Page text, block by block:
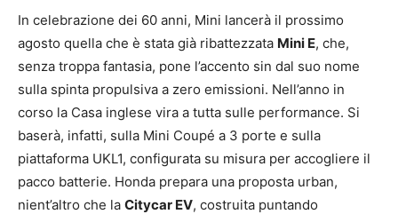
In celebrazione dei 60 anni, Mini lancerà il prossimo
agosto quella che è stata già ribattezzata Mini E, che,
senza troppa fantasia, pone l’accento sin dal suo nome
sulla spinta propulsiva a zero emissioni. Nell’anno in
corso la Casa inglese vira a tutta sulle performance. Si
baserà, infatti, sulla Mini Coupé a 3 porte e sulla
piattaforma UKL1, configurata su misura per accogliere il
pacco batterie. Honda prepara una proposta urban,
nient’altro che la Citycar EV, costruita puntando